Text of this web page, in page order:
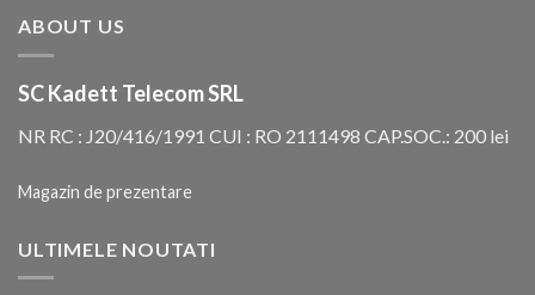
ABOUT US
SC Kadett Telecom SRL
NR RC : J20/416/1991 CUI : RO 2111498 CAP.SOC.: 200 lei
Magazin de prezentare
ULTIMELE NOUTATI